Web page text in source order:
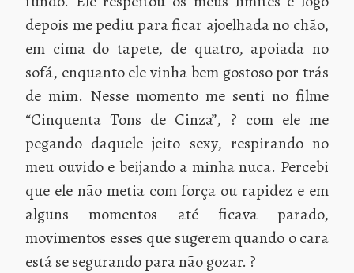
depois me pediu para ficar ajoelhada no chão,
em cima do tapete, de quatro, apoiada no
sofá, enquanto ele vinha bem gostoso por trás
de mim. Nesse momento me senti no filme
“Cinquenta Tons de Cinza”, ? com ele me
pegando daquele jeito sexy, respirando no
meu ouvido e beijando a minha nuca. Percebi
que ele não metia com força ou rapidez e em
alguns momentos até ficava parado,
movimentos esses que sugerem quando o cara
está se segurando para não gozar. ?